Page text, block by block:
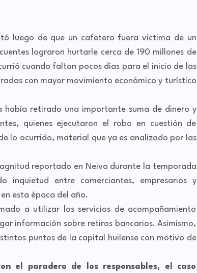
luego de que un cafetero fuera víctima de un
lograron hurtarle cerca de 190 millones de
cuando faltan pocos días para el inicio de las
con mayor movimiento económico y turístico
había retirado una importante suma de dinero y
quienes ejecutaron el robo en cuestión de
lo ocurrido, material que ya es analizado por las
reportado en Neiva durante la temporada
inquietud entre comerciantes, empresarios y
esta época del año.
a utilizar los servicios de acompañamiento
información sobre retiros bancarios. Asimismo,
puntos de la capital huilense con motivo de
el paradero de los responsables, el caso